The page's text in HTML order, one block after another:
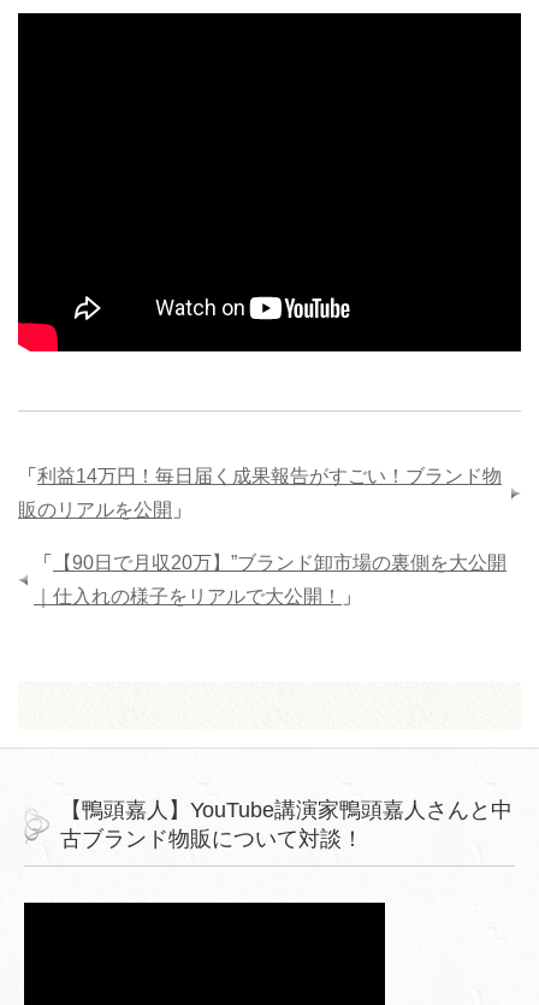
「 利益14万円！毎日届く成果報告がすごい！ブランド物
販のリアルを公開 」
「
【90日で月収20万】”ブランド卸市場の裏側を大公開
｜仕入れの様子をリアルで大公開！
」
【鴨頭嘉人】YouTube講演家鴨頭嘉人さんと中
古ブランド物販について対談！